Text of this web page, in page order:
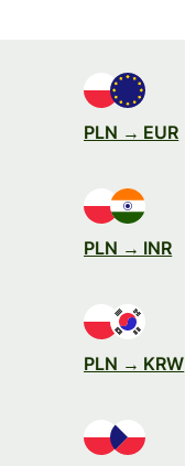
PLN → EUR
PLN → INR
PLN → KRW